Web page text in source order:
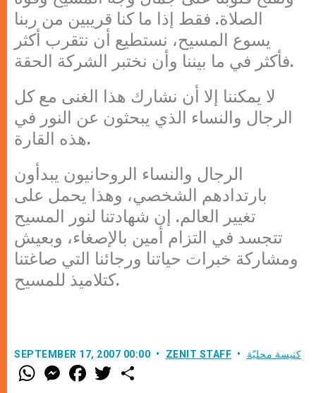
الصلاة. فقط إذا ما كنا قريبين من ربنا
يسوع المسيح، نستطيع أن نتقرب أكثر
فأكثر في ما بيننا وأن نختبر الشركة الحقة.
لا يمكننا إلا أن نشارك هذا الغنى مع كل
الرجال والنساء الذي يبحثون عن النور في
هذه القارة.
الرجال والنساء الروحانيون يبدأون
بارتدادهم الشخصي، وهذا يحمل على
تغيير العالم. إن شهادتنا لنور المسيح
تتجسد في التزام أمين بالإصغاء، وبعيش
ومشاركة خبرات حياتنا ورجائنا التي صاغتنا
كتلاميذ للمسيح.
SEPTEMBER 17, 2007 00:00 ZENIT STAFF كنيسة محليّة
W
h
M
e
F
a w